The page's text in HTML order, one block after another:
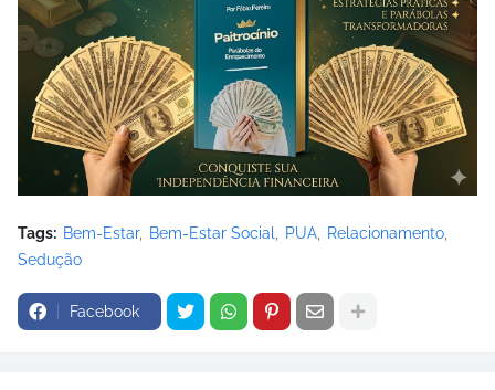
Tags: Bem-Estar Bem-Estar Social PUA
Relacionamento
Sedução
Facebook